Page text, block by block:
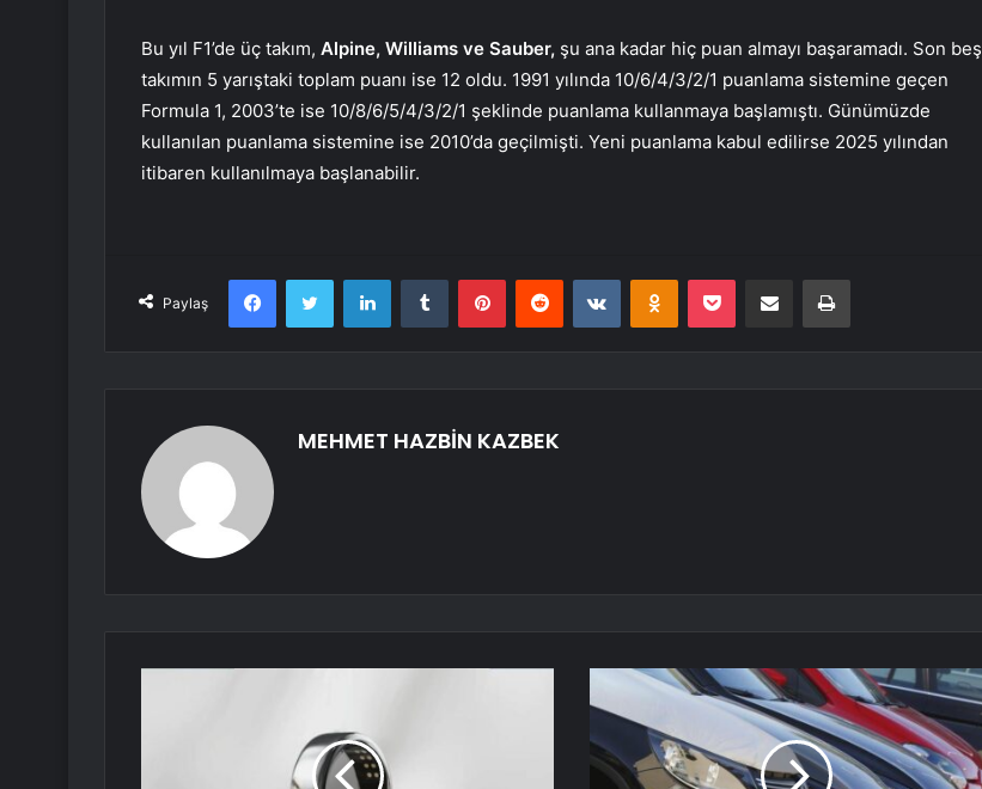
Bu yıl F1’de üç takım, Alpine, Williams ve Sauber, şu ana kadar hiç puan almayı başaramadı. Son beş
takımın 5 yarıştaki toplam puanı ise 12 oldu. 1991 yılında 10/6/4/3/2/1 puanlama sistemine geçen
Formula 1, 2003’te ise 10/8/6/5/4/3/2/1 şeklinde puanlama kullanmaya başlamıştı. Günümüzde
kullanılan puanlama sistemine ise 2010’da geçilmişti. Yeni puanlama kabul edilirse 2025 yılından
itibaren kullanılmaya başlanabilir.
Paylaş
FacebookTwitter LinkedInTumblr PinterestReddit VKontakteOdnoklassniki
Pocket E-Posta ile paylaş Yazdır
MEHMET HAZBİN KAZBEK